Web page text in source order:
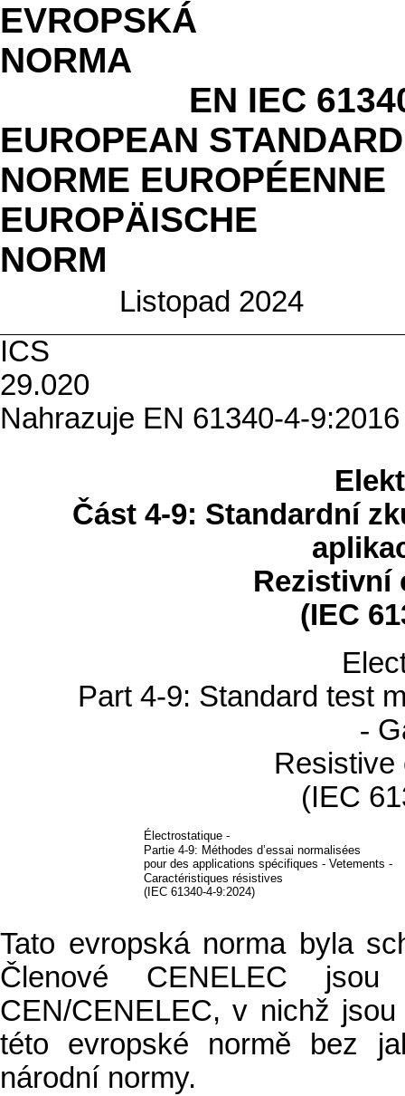
EVROPSKÁ
EN IEC
EUROPEAN STANDARD
NORME EUROPÉENNE
EUROPÄISCHE
Listopad 2024
ICS
Nahrazuje EN 61340-4-9:2016
Část 4-9: Standardní
Rezistivní
(IEC
Part 4-9: Standard test
-
Resistive
(IEC
Électrostatique -
Partie 4-9: Méthodes d’essai normalisées
pour des applications spécifiques - Vetements -
Caractéristiques résistives
(IEC 61340-4-9:2024)
Tato evropská norma byla
Členové CENELEC
CEN/CENELEC, v nichž
této evropské normě bez
národní normy.